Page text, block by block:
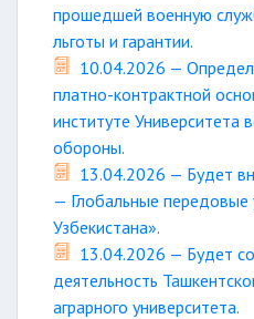
прошедшей военную
льготы и гарантии.
10.04.2026 —
платно-контрактной
институте Университета
обороны.
13.04.2026 — Будет
— Глобальные передовые
Узбекистана».
13.04.2026 — Будет
деятельность
аграрного университета.